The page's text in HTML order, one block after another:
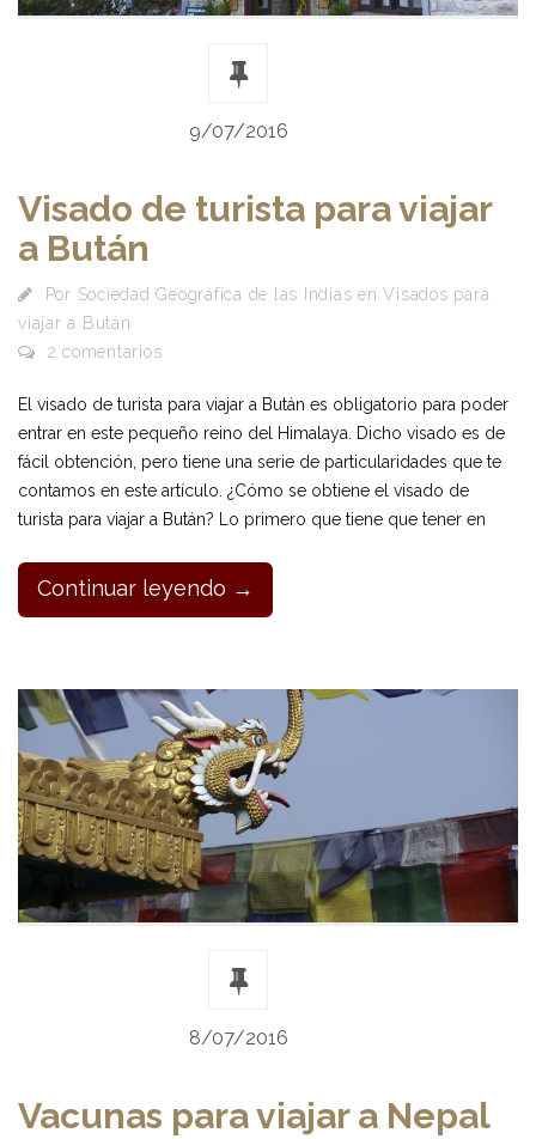
9/07/2016
Visado de turista para viajar
a Bután
Por Sociedad Geográfica de las Indias enVisados para
viajar a Bután
2 comentarios
El visado de turista para viajar a Bután es obligatorio para poder
entrar en este pequeño reino del Himalaya. Dicho visado es de
fácil obtención, pero tiene una serie de particularidades que te
contamos en este artículo. ¿Cómo se obtiene el visado de
turista para viajar a Bután? Lo primero que tiene que tener en
Continuar leyendo →
8/07/2016
Vacunas para viajar a Nepal